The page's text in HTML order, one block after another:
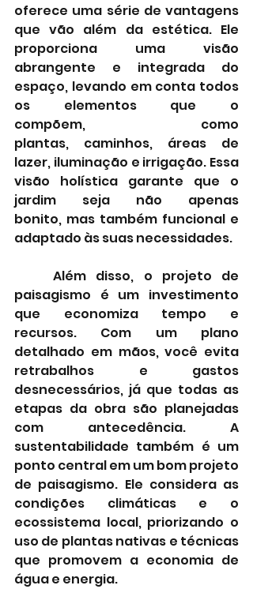
oferece uma série de vantagens
que vão além da estética. Ele
proporciona uma visão
abrangente e integrada do
espaço, levando em conta todos
os elementos que o
compõem, como
plantas, caminhos, áreas de
lazer, iluminação e irrigação. Essa
visão holística garante que o
jardim seja não apenas
bonito, mas também funcional e
adaptado às suas necessidades.
	Além disso, o projeto de
paisagismo é um investimento
que economiza tempo e
recursos. Com um plano
detalhado em mãos, você evita
retrabalhos e gastos
desnecessários, já que todas as
etapas da obra são planejadas
com antecedência. A
sustentabilidade também é um
ponto central em um bom projeto
de paisagismo. Ele considera as
condições climáticas e o
ecossistema local, priorizando o
uso de plantas nativas e técnicas
que promovem a economia de
água e energia.